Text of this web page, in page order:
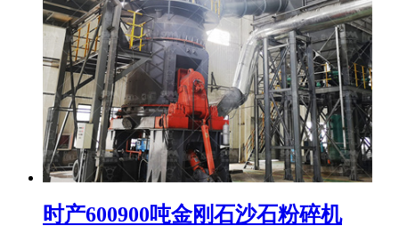
时产600900吨金刚石沙石粉碎机